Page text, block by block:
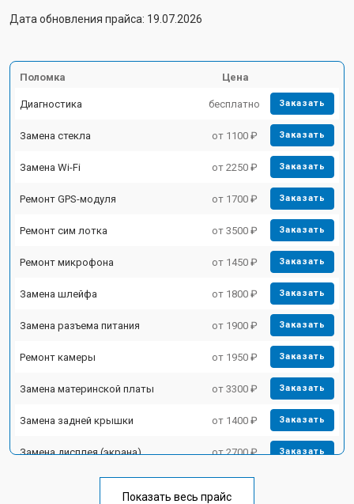
Дата обновления прайса: 19.07.2026
Поломка Цена
Диагностика бесплатно Заказать
Замена стекла от 1100 ₽ Заказать
Замена Wi-Fi от 2250 ₽ Заказать
Ремонт GPS-модуля от 1700 ₽ Заказать
Ремонт сим лотка от 3500 ₽ Заказать
Ремонт микрофона от 1450 ₽ Заказать
Замена шлейфа от 1800 ₽ Заказать
Замена разъема питания от 1900 ₽ Заказать
Ремонт камеры от 1950 ₽ Заказать
Замена материнской платы от 3300 ₽ Заказать
Замена задней крышки от 1400 ₽ Заказать
Замена дисплея (экрана) от 2700 ₽ Заказать
Показать весь прайс